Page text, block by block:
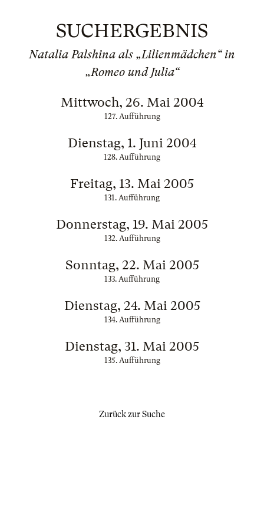
SUCHERGEBNIS
Natalia Palshina als „Lilienmädchen“ in
„Romeo und Julia“
Mittwoch, 26. Mai 2004
127. Aufführung
Dienstag, 1. Juni 2004
128. Aufführung
Freitag, 13. Mai 2005
131. Aufführung
Donnerstag, 19. Mai 2005
132. Aufführung
Sonntag, 22. Mai 2005
133. Aufführung
Dienstag, 24. Mai 2005
134. Aufführung
Dienstag, 31. Mai 2005
135. Aufführung
Zurück zur Suche